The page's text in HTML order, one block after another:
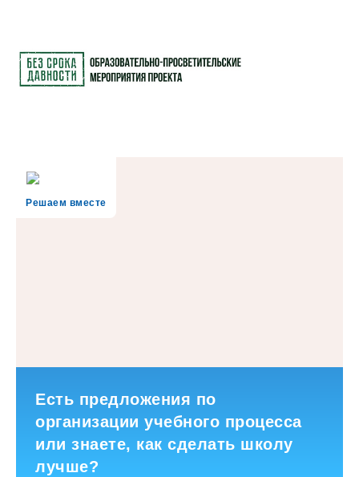
Решаем вместе
Есть предложения по
организации учебного процесса
или знаете, как сделать школу
лучше?